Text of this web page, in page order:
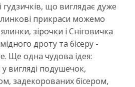
гудзичків, що виглядає дуже
прикраси можемо
зірочки і Сніговичка
дроту та бісеру -
Ще одна чудова ідея:
вигляді подушечок,
задекорованих бісером,